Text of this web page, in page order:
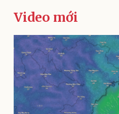
Kinh tế
Video mới